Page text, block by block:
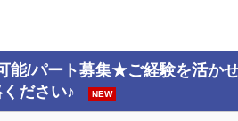
/パート募集★ご経験を活か
ださい♪
NEW